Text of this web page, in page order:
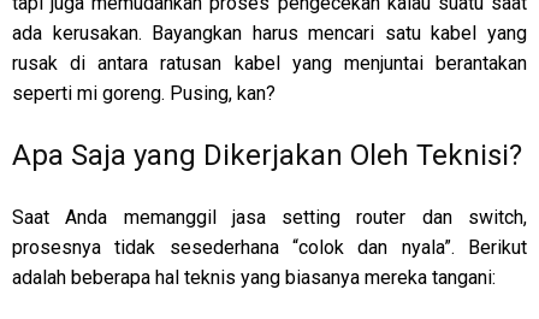
ada kerusakan. Bayangkan harus mencari satu kabel yang
rusak di antara ratusan kabel yang menjuntai berantakan
seperti mi goreng. Pusing, kan?
Apa Saja yang Dikerjakan Oleh Teknisi?
Saat Anda memanggil jasa setting router dan switch,
prosesnya tidak sesederhana “colok dan nyala”. Berikut
adalah beberapa hal teknis yang biasanya mereka tangani: